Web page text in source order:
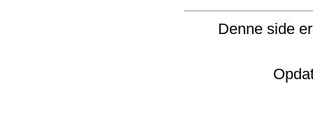
Denne side